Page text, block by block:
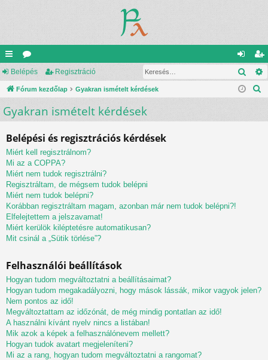
yo
rs
lin
k
ór
u
m
el
ép
eg
is
Belépés Regisztráció
Fórum kezdőlap Gyakran ismételt kérdések
Gyakran ismételt kérdések
Belépési és regisztrációs kérdések
Miért kell regisztrálnom?
Mi az a COPPA?
Miért nem tudok regisztrálni?
Regisztráltam, de mégsem tudok belépni
Miért nem tudok belépni?
Korábban regisztráltam magam, azonban már nem tudok belépni?!
Elfelejtettem a jelszavamat!
Miért kerülök kiléptetésre automatikusan?
Mit csinál a „Sütik törlése”?
Felhasználói beállítások
Hogyan tudom megváltoztatni a beállításaimat?
Hogyan tudom megakadályozni, hogy mások lássák, mikor vagyok jelen?
Nem pontos az idő!
Megváltoztattam az időzónát, de még mindig pontatlan az idő!
A használni kívánt nyelv nincs a listában!
Mik azok a képek a felhasználónevem mellett?
Hogyan tudok avatart megjeleníteni?
Mi az a rang, hogyan tudom megváltoztatni a rangomat?